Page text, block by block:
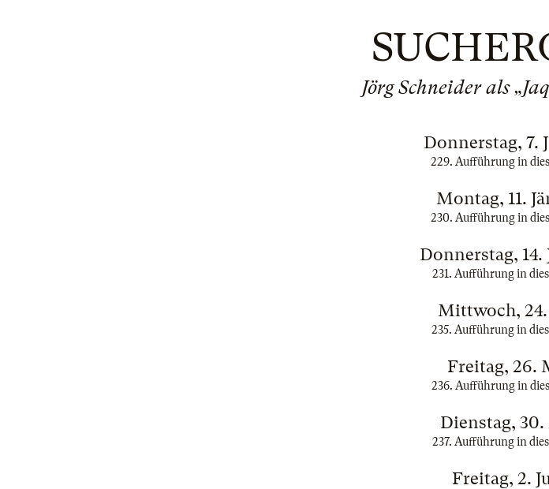
Jörg Schneider als
Donnerstag, 7.
229. Aufführung in
Montag, 11.
230. Aufführung in
Donnerstag, 14.
231. Aufführung in
Mittwoch, 24.
235. Aufführung in
Freitag, 26.
236. Aufführung in
Dienstag, 30.
237. Aufführung in
Freitag, 2.